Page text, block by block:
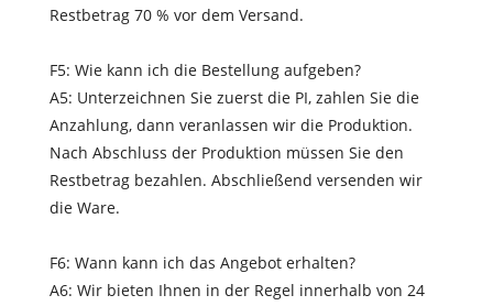
Restbetrag 70 % vor dem Versand.
F5: Wie kann ich die Bestellung aufgeben?
A5: Unterzeichnen Sie zuerst die PI, zahlen Sie die
Anzahlung, dann veranlassen wir die Produktion.
Nach Abschluss der Produktion müssen Sie den
Restbetrag bezahlen. Abschließend versenden wir
die Ware.
F6: Wann kann ich das Angebot erhalten?
A6: Wir bieten Ihnen in der Regel innerhalb von 24